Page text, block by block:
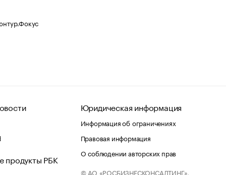
продукты РБК
Юридическая информация
Информация об ограничениях
Правовая информация
О соблюдении авторских прав
© АО «РОСБИЗНЕСКОНСАЛТИНГ»,